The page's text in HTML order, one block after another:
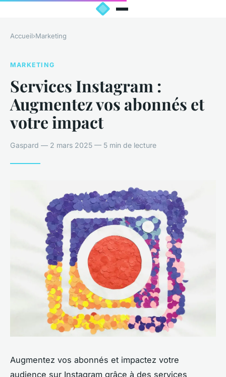
Accueil›Marketing
MARKETING
Services Instagram :
Augmentez vos abonnés et
votre impact
Gaspard — 2 mars 2025 — 5 min de lecture
Augmentez vos abonnés et impactez votre
audience sur Instagram grâce à des services